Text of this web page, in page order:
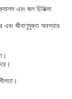
এবং জল চিকিত্সা
এবং জীবাণুমুক্ত অবস্থার